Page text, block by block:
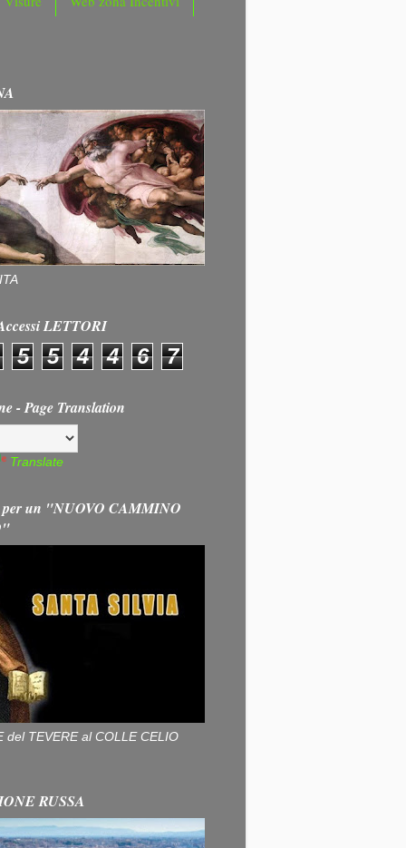
LETTORI
5 5 4 4 6 7
- Page Translation
Translate
per un "NUOVO CAMMINO
del TEVERE al COLLE CELIO
RUSSA